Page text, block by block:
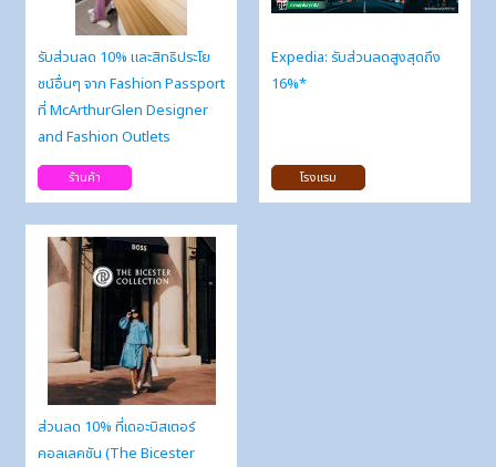
รับส่วนลด 10% และสิทธิประโย
ชน์อื่นๆ จาก Fashion Passport
ที่ McArthurGlen Designer
and Fashion Outlets
ร้านค้า
Expedia: รับส่วนลดสูงสุดถึง
16%*
โรงแรม
ส่วนลด 10% ที่เดอะบิสเตอร์
คอลเลคชัน (The Bicester